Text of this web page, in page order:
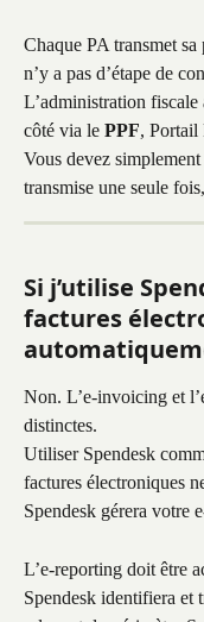
Chaque PA transmet
n’y a pas d’étape de
L’administration fiscale
côté via le PPF, Portail
Vous devez
transmise une seule
Si j’utilise
factures
Non. L’e-invoicing et
distinctes.
Utiliser Spendesk
factures électroniques
Spendesk gérera votre
L’e-reporting doit être
Spendesk identifiera et